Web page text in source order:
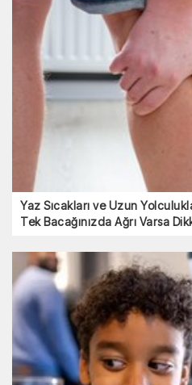
Yaz Sıcakları ve Uzun
Tek Bacağınızda Ağrı Varsa